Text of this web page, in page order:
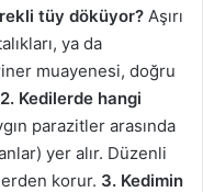
tüy döküyor? Aşırı
ya da
muayenesi, doğru
2. Kedilerde hangi
parazitler arasında
yer alır. Düzenli
korur. 3. Kedimin